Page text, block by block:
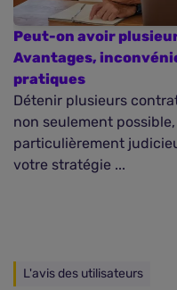
Peut-on avoir
Avantages,
pratiques
Détenir plusieurs
non seulement
particulièrement
votre stratégie ...
L'avis des utilisateurs